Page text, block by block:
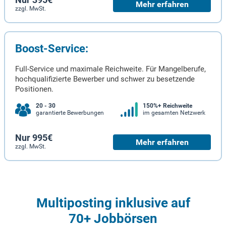
zzgl. MwSt. Mehr erfahren
Boost-Service:
Full-Service und maximale Reichweite. Für Mangelberufe,
hochqualifizierte Bewerber und schwer zu besetzende
Positionen.
20 - 30
garantierte Bewerbungen
150%+ Reichweite
im gesamten Netzwerk
Nur 995€
zzgl. MwSt. Mehr erfahren
Multiposting inklusive auf
70+ Jobbörsen